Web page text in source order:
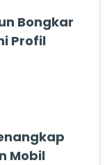
Bongkar
Profil
Mobil